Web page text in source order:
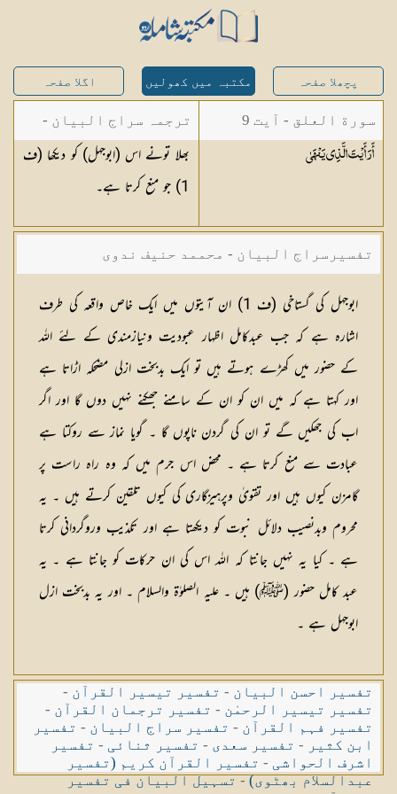
پچھلا صفحہ مکتبہ میں کھولیں اگلا صفحہ
سورة العلق - آیت 9
أَرَأَيْتَ الَّذِييَنْهَىٰ
ترجمہ سراج البیان -
مستفاد از ترجمتین
شاہ عبدالقادر دھلوی/
شاہ رفیع الدین دھلوی
بھلا تونے اس (ابوجہل) کو دیکھا (ف
1) جو منع کرتا ہے۔
تفسیرسراج البیان - محممد حنیف ندوی
ابوجہل کی گستاخی (ف 1
) ان آیتوں میں ایک خاص واقعہ کی طرف
اشارہ ہے کہ جب عبدکامل اظہار عبودیت ونیازمندی کے لئے اللہ
کے حضور میں کھڑے ہوتے ہیں تو ایک بدبخت ازلی مضحکہ اڑاتا ہے
اور کہتا ہے کہ میں ان کو ان کے سامنے جھکنے نہیں دوں گا اور اگر
اب کی جھکیں گے تو ان کی گردن ناپوں گا ۔ گویا نماز سے روکتا ہے
عبادت سے منع کرتا ہے ۔ محض اس جرم میں کہ وہ راہ راست پر
گامزن کیوں ہیں اور تقویٰ وپرہیزگاری کی کیوں تلقین کرتے ہیں ۔ یہ
محروم وبدنصیب دلائل نبوت کو دیکھتا ہے اور تکذیب وروگردانی کرتا
ہے ۔ کیا یہ نہیں جانتا کہ اللہ اس کی ان حرکات کو جانتا ہے ۔ یہ
عبد کامل حضور (ﷺ) ہیں ۔ علیہ الصلوٰۃ والسلام ۔ اور یہ بدبخت ازل
ابوجہل ہے ۔
تفسیر احسن البیان - تفسیر تیسیر القرآن -
تفسیر تیسیر الرحمٰن - تفسیر ترجمان القرآن -
تفسیر فہم القرآن - تفسیر سراج البیان - تفسیر
ابن کثیر - تفسیر سعدی - تفسیر ثنائی - تفسیر
اشرف الحواشی - تفسیر القرآن کریم (تفسیر
عبدالسلام بھٹوی)-تسہیل البیان فی تفسیر